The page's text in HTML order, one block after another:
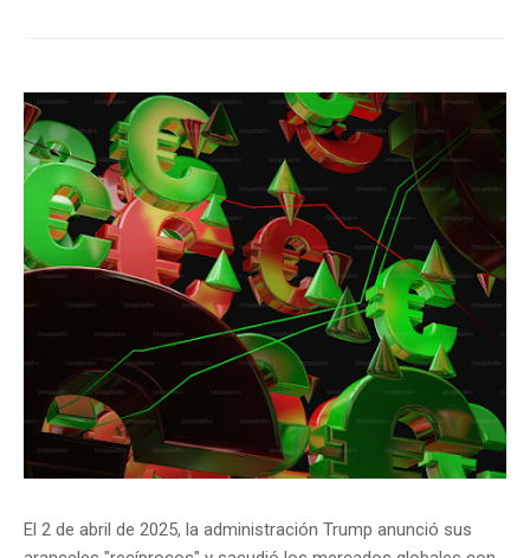
El 2 de abril de 2025, la administración Trump anunció sus